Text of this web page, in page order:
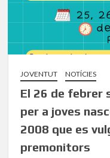
JOVENTUT NOTÍCIES
El 26 de febrer
per a joves
2008 que es
premonitors